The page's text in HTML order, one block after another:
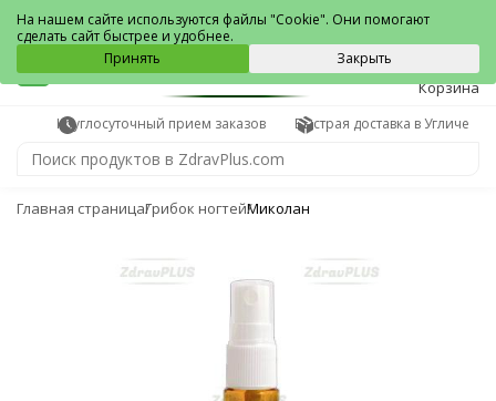
Углич
0
Корзина
Круглосуточный прием заказов Быстрая доставка в Угличе
Главная страницаГрибок ногтейМиколан
На нашем сайте используются файлы "Cookie". Они помогают
сделать сайт быстрее и удобнее.
Принять
Закрыть